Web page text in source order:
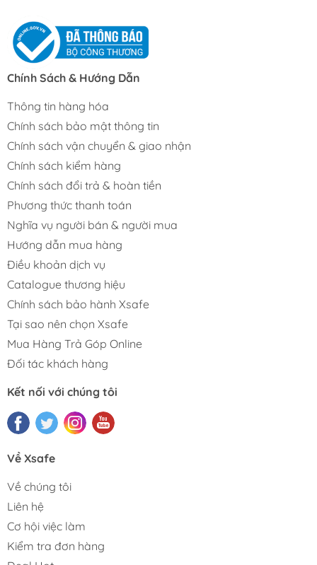
Chính Sách & Hướng Dẫn
Thông tin hàng hóa
Chính sách bảo mật thông tin
Chính sách vận chuyển & giao nhận
Chính sách kiểm hàng
Chính sách đổi trả & hoàn tiền
Phương thức thanh toán
Nghĩa vụ người bán & người mua
Hướng dẫn mua hàng
Điều khoản dịch vụ
Catalogue thương hiệu
Chính sách bảo hành Xsafe
Tại sao nên chọn Xsafe
Mua Hàng Trả Góp Online
Đối tác khách hàng
Kết nối với chúng tôi
Về Xsafe
Về chúng tôi
Liên hệ
Cơ hội việc làm
Kiểm tra đơn hàng